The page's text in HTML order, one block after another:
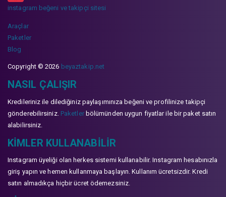
instagram beğeni ve takipçi sitesi
Araçlar
Paketler
Blog
Copyright © 2026 beyaztakip.net
NASIL ÇALIŞIR
Kredileriniz ile dilediğiniz paylaşımınıza beğeni ve profilinize takipçi
gönderebilirsiniz. Paketlerbölümünden uygun fiyatlar ile bir paket satın
alabilirsiniz.
KIMLER KULLANABILIR
Instagram üyeliği olan herkes sistemi kullanabilir. Instagram hesabınızla
giriş yapın ve hemen kullanmaya başlayın. Kullanım ücretsizdir. Kredi
satın almadıkça hiçbir ücret ödemezsiniz.